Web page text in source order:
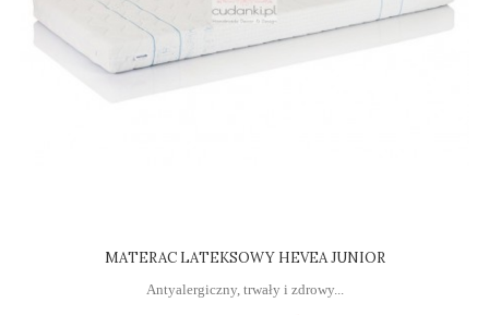
MATERAC LATEKSOWY HEVEA JUNIOR
Antyalergiczny, trwały i zdrowy...